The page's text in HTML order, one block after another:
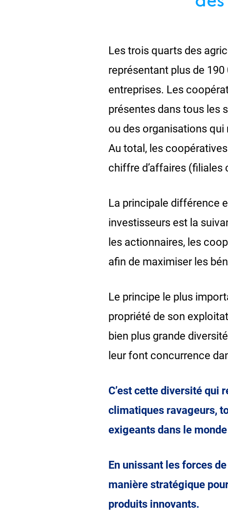
Les trois quarts des
représentant plus de
entreprises. Les
présentes dans tous les
ou des organisations qui
Au total, les
chiffre d’affaires (filiales
La principale différence
investisseurs est la
les actionnaires, les
afin de maximiser les
Le principe le plus
propriété de son
bien plus grande
leur font concurrence
C’est cette diversité qui
climatiques ravageurs,
exigeants dans le
En unissant les forces
manière stratégique
produits innovants.